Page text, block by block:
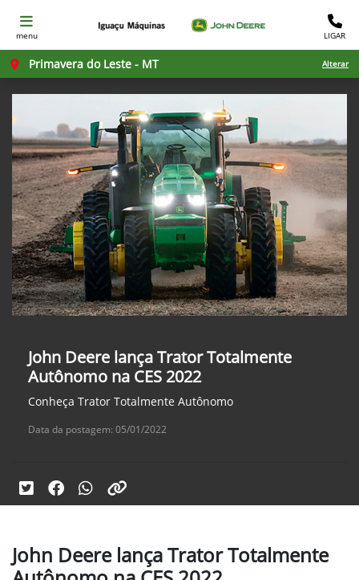
menu LIGAR
Primavera do Leste - MT Alterar
John Deere lança Trator Totalmente
Autônomo na CES 2022
Conheça Trator Totalmente Autônomo
Data da postagem: 05/01/2022
John Deere lança Trator Totalmente